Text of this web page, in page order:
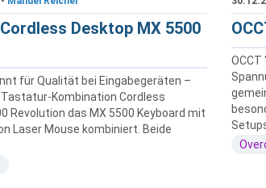
Desktop MX 5500
für Qualität bei Eingabegeräten –
Kombination Cordless
Revolution das MX 5500 Keyboard mit
Laser Mouse kombiniert. Beide